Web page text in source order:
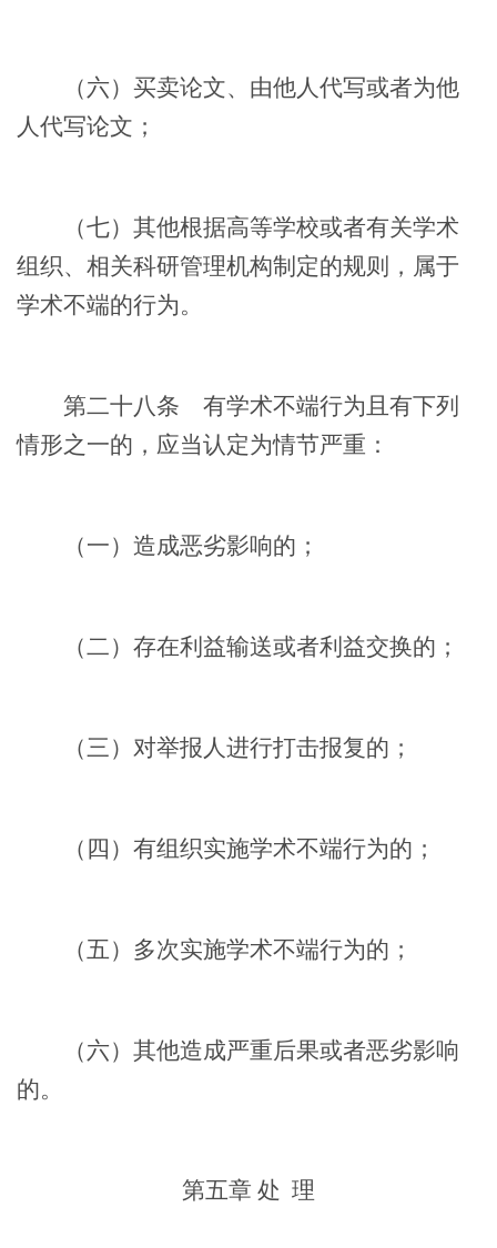
（六）买卖论文、由他人代写或者为他
人代写论文；
（七）其他根据高等学校或者有关学术
组织、相关科研管理机构制定的规则，属于
学术不端的行为。
第二十八条 有学术不端行为且有下列
情形之一的，应当认定为情节严重：
（一）造成恶劣影响的；
（二）存在利益输送或者利益交换的；
（三）对举报人进行打击报复的；
（四）有组织实施学术不端行为的；
（五）多次实施学术不端行为的；
（六）其他造成严重后果或者恶劣影响
的。
第五章 处 理